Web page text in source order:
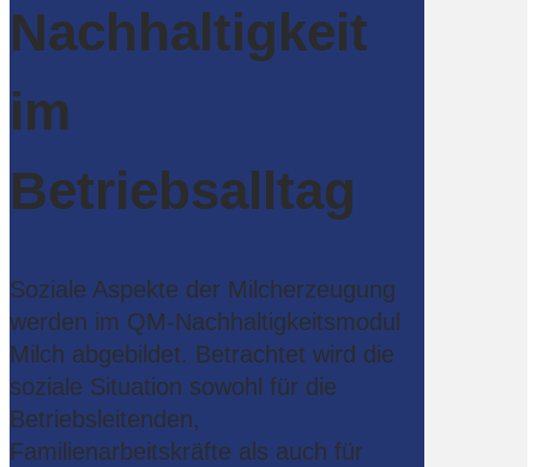
Nachhaltigkeit
im
Betriebsalltag
Soziale Aspekte der Milcherzeugung
werden im QM-Nachhaltigkeitsmodul
Milch abgebildet. Betrachtet wird die
soziale Situation sowohl für die
Betriebsleitenden,
Familienarbeitskräfte als auch für